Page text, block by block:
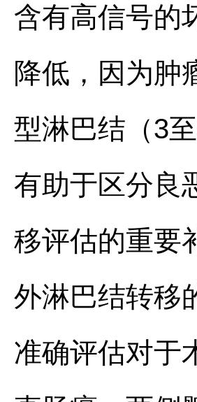
含有高信号的
降低，因为肿
型淋巴结（3
有助于区分良
移评估的重要
外淋巴结转移
准确评估对于